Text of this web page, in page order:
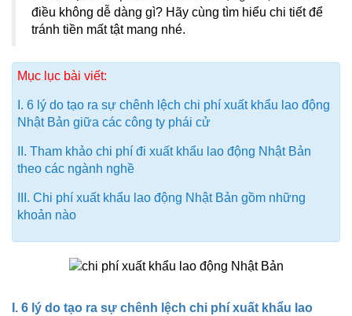
điều không dễ dàng gì? Hãy cùng tìm hiểu chi tiết để
tránh tiền mất tật mang nhé.
Mục lục bài viết:
I. 6 lý do tạo ra sự chênh lệch chi phí xuất khẩu lao động
Nhật Bản giữa các công ty phái cử
II. Tham khảo chi phí đi xuất khẩu lao động Nhật Bản
theo các ngành nghề
III. Chi phí xuất khẩu lao động Nhật Bản gồm những
khoản nào
I. 6 lý do tạo ra sự chênh lệch chi phí xuất khẩu lao